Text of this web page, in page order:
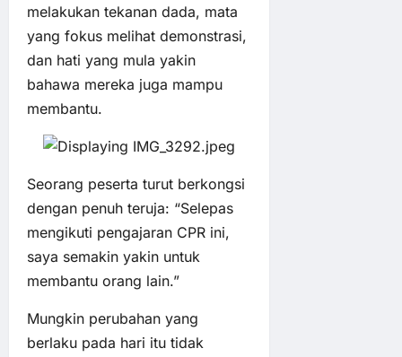
melakukan tekanan dada, mata
yang fokus melihat demonstrasi,
dan hati yang mula yakin
bahawa mereka juga mampu
membantu.
Seorang peserta turut berkongsi
dengan penuh teruja: “Selepas
mengikuti pengajaran CPR ini,
saya semakin yakin untuk
membantu orang lain.”
Mungkin perubahan yang
berlaku pada hari itu tidak